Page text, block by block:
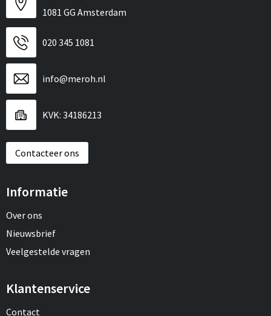
1081 GG Amsterdam
020 345 1081
info@meroh.nl
KVK: 34186213
Contacteer ons
Informatie
Over ons
Nieuwsbrief
Veelgestelde vragen
Klantenservice
Contact